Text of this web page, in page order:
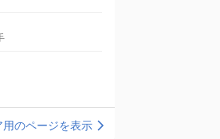
用のページを表示